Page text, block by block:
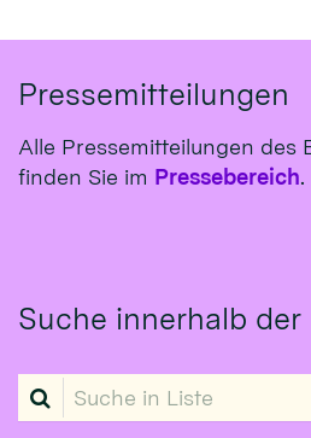
Pressemitteilungen
Alle Pressemitteilungen des
finden Sie im Pressebereich.
Suche innerhalb der
Suche in Liste